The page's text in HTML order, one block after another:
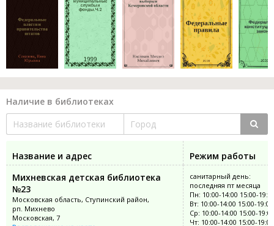
Наличие в библиотеках
Название и адрес
Режим работы
Михневская детская библиотека
№23
Московская область, Ступинский район,
рп. Михнево
Московская, 7
санитарный день:
последняя пт месяца
Пн: 10:00-14:00 15:00-
Вт: 10:00-14:00 15:00-19:00
Ср: 10:00-14:00 15:00-19:00
Чт: 10:00-14:00 15:00-19:00